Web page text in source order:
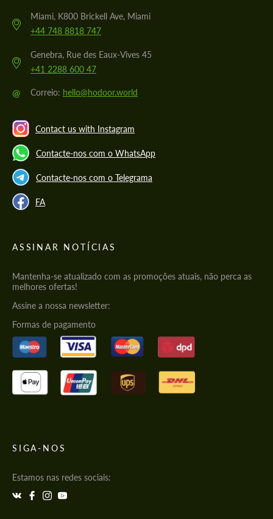
Miami, K800 Brickell Ave, Miami
+44 748 8818 747
Genebra, Rue des Eaux-Vives 45
+41 2288 600 47
@ Correio: hello@hodoor.world
Contact us with Instagram
Contacte-nos com o WhatsApp
Contacte-nos com o Telegrama
FA
ASSINAR NOTÍCIAS
Mantenha-se atualizado com as promoções atuais, não perca as
melhores ofertas!
Assine a nossa newsletter:
Formas de pagamento
SIGA-NOS
Estamos nas redes sociais: